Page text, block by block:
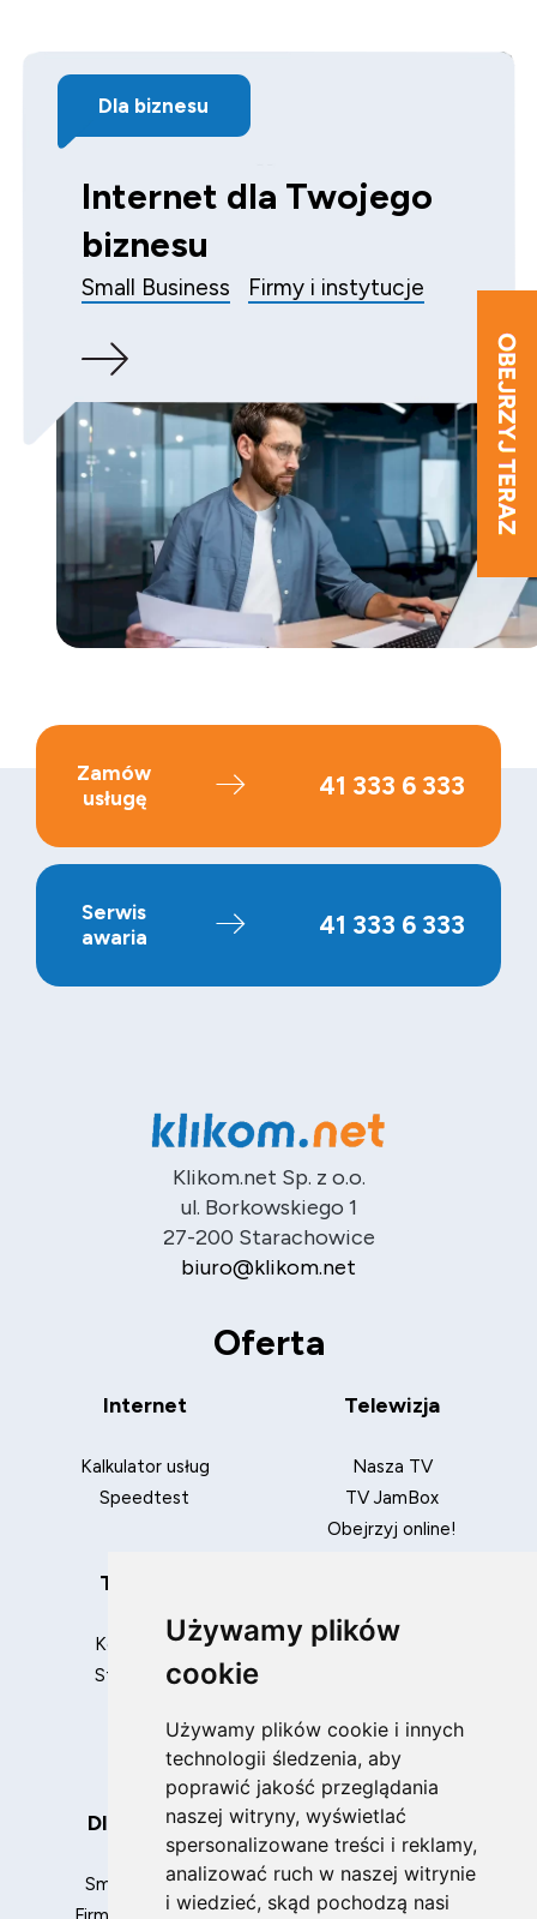
Używamy plików
cookie
Używamy plików cookie i innych
technologii śledzenia, aby
poprawić jakość przeglądania
naszej witryny, wyświetlać
spersonalizowane treści i reklamy,
analizować ruch w naszej witrynie
i wiedzieć, skąd pochodzą nasi
Dla biznesu
Internet dla Twojego
biznesu
Small Business Firmy i instytucje
Zamów
usługę
41 333 6 333
Serwis
awaria
41 333 6 333
Klikom.net Sp. z o.o.
ul. Borkowskiego 1
27-200 Starachowice
biuro@klikom.net
Oferta
Internet
Kalkulator usług
Speedtest
Telewizja
Nasza TV
TV JamBox
Obejrzyj online!
Telefony
Komórkowe
Stacjonarne
Internet + TV
Internet + TV + telefon
stacjonarny
Dla Biznesu
Small Business